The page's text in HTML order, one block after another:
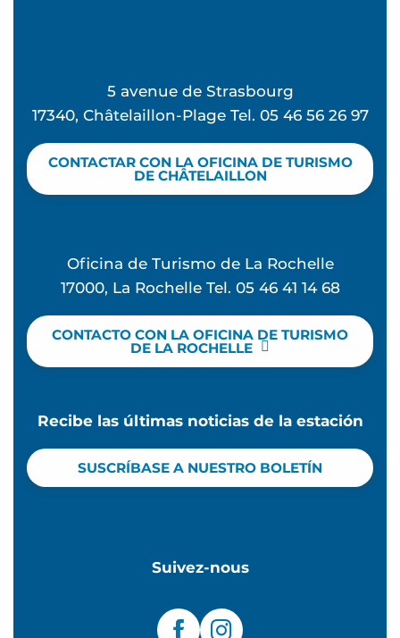
5 avenue de Strasbourg
17340, Châtelaillon-Plage Tel. 05 46 56 26 97
CONTACTAR CON LA OFICINA DE TURISMO
DE CHÂTELAILLON
Oficina de Turismo de La Rochelle
17000, La Rochelle Tel. 05 46 41 14 68
CONTACTO CON LA OFICINA DE TURISMO
DE LA ROCHELLE
Recibe las últimas noticias de la estación
SUSCRÍBASE A NUESTRO BOLETÍN
Suivez-nous